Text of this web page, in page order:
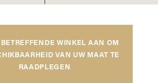
WINKEL AAN OM
VAN UW MAAT TE
RAADPLEGEN